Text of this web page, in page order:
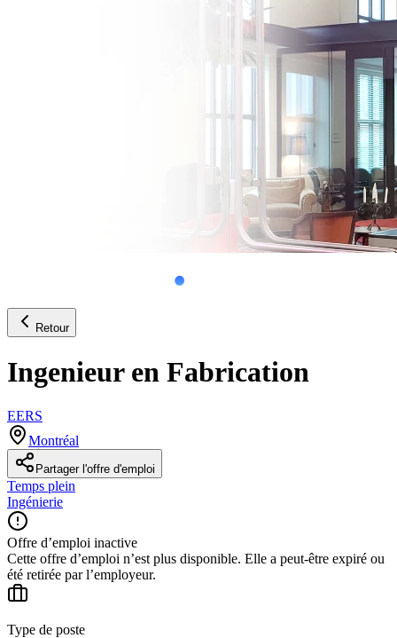
Retour
Ingenieur en Fabrication
EERS
Montréal
Partager l'offre d'emploi
Temps plein
Ingénierie
Offre d’emploi inactive
Cette offre d’emploi n’est plus disponible. Elle a peut-être expiré ou
été retirée par l’employeur.
Type de poste